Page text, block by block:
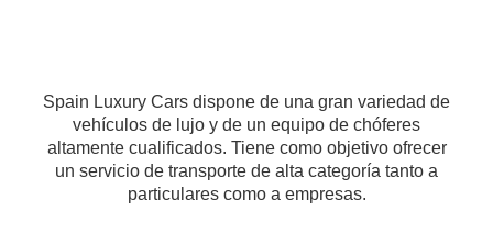
Spain Luxury Cars dispone de una gran variedad de
vehículos de lujo y de un equipo de chóferes
altamente cualificados. Tiene como objetivo ofrecer
un servicio de transporte de alta categoría tanto a
particulares como a empresas.